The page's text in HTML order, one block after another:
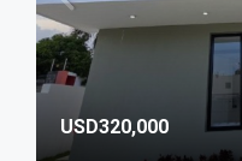
USD320,000